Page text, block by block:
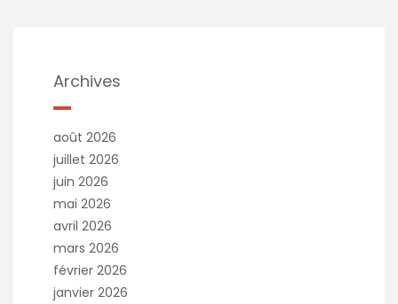
Archives
août 2026
juillet 2026
juin 2026
mai 2026
avril 2026
mars 2026
février 2026
janvier 2026